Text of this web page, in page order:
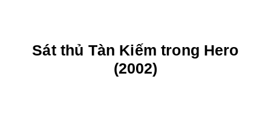
Sát thủ Tàn Kiếm trong Hero
(2002)